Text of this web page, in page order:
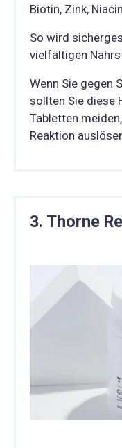
Biotin, Zink,
So wird
vielfältigen
Wenn Sie gegen
sollten Sie diese
Tabletten
Reaktion
3. Thorne